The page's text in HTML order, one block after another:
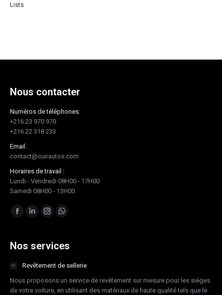
Lists
Nous contacter
Numéros de téléphones:
+216 23 970 970
+216 22 318 233
Email:
contact@cuirautos.com
Horaires de travail :
Lundi - Vendredi 08H00 - 17H00
Samedi 08H00 - 13H00
Trouvez nous sur :
Facebook
opens
new
window
LinkedIn
opens
new
window
Instagram
opens
new
window
Whatsapp
opens
new
window
Nos services
Revêtement de sellerie
Nous proposons un service de revêtement sur mesure pour les sièges
de votre voiture, en utilisant des matériaux de haute qualité tels que le